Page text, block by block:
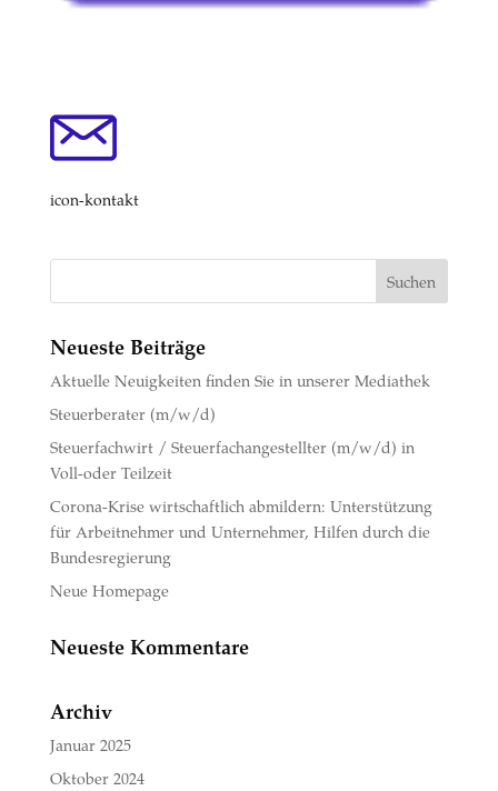
icon-kontakt
Neueste Beiträge
Aktuelle Neuigkeiten finden Sie in unserer Mediathek
Steuerberater (m/w/d)
Steuerfachwirt / Steuerfachangestellter (m/w/d) in
Voll-oder Teilzeit
Corona-Krise wirtschaftlich abmildern: Unterstützung
für Arbeitnehmer und Unternehmer, Hilfen durch die
Bundesregierung
Neue Homepage
Neueste Kommentare
Archiv
Januar 2025
Oktober 2024